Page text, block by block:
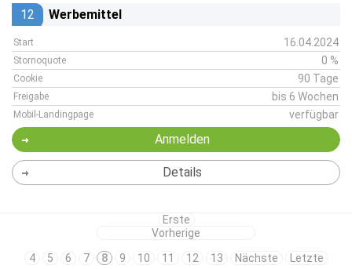
12 Werbemittel
Start 16.04.2024
Stornoquote 0 %
Cookie 90 Tage
Freigabe bis 6 Wochen
Mobil-Landingpage verfügbar
Anmelden
Details
Erste
Vorherige
4
5 6 7 8 9 10 11 12 13 Nächste Letzte